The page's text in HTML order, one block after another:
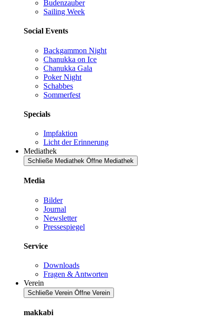
Budenzauber
Sailing Week
Social Events
Backgammon Night
Chanukka on Ice
Chanukka Gala
Poker Night
Schabbes
Sommerfest
Specials
Impfaktion
Licht der Erinnerung
Mediathek
Schließe Mediathek Öffne Mediathek
Media
Bilder
Journal
Newsletter
Pressespiegel
Service
Downloads
Fragen & Antworten
Verein
Schließe Verein Öffne Verein
makkabi